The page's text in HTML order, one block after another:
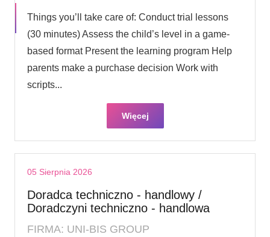
Things you’ll take care of: Conduct trial lessons
(30 minutes) Assess the child’s level in a game-
based format Present the learning program Help
parents make a purchase decision Work with
scripts...
Więcej
05 Sierpnia 2026
Doradca techniczno - handlowy /
Doradczyni techniczno - handlowa
FIRMA: UNI-BIS GROUP